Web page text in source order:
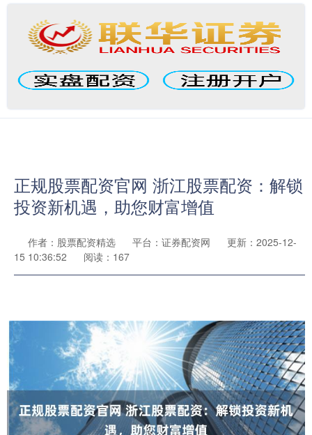
正规股票配资官网 浙江股票配资：解锁
投资新机遇，助您财富增值
作者：股票配资精选 平台：证券配资网
更新：2025-12-
15 10:36:52
阅读：167